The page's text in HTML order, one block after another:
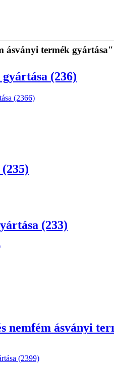
ásványi termék
(236)
(2366)
(233)
nemfém ásványi
(2399)